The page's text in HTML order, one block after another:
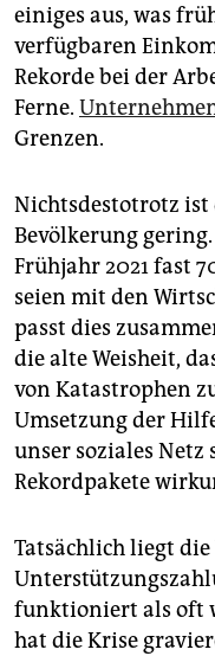
einiges aus, was
verfügbaren
Rekorde bei der
Ferne.
Grenzen.
Nichtsdestotrotz
Bevölkerung
Frühjahr 2021 fast
seien mit den
passt dies
die alte Weisheit,
von Katastrophen
Umsetzung der
unser soziales Netz
Rekordpakete
Tatsächlich liegt
funktioniert als oft
hat die Krise